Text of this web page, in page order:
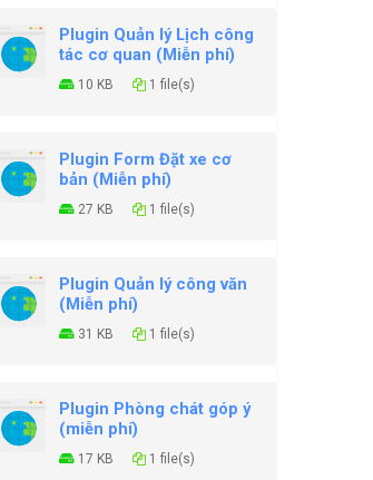
Plugin Quản lý Lịch công
tác cơ quan (Miễn phí)
10 KB 1 file(s)
Plugin Form Đặt xe cơ
bản (Miễn phí)
27 KB 1 file(s)
Plugin Quản lý công văn
(Miễn phí)
31 KB 1 file(s)
Plugin Phòng chát góp ý
(miễn phí)
17 KB 1 file(s)